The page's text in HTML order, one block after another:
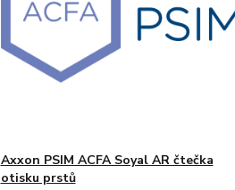
Axxon PSIM ACFA Soyal AR čtečka
otisku prstů